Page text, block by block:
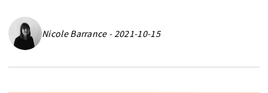
Nicole Barrance - 2021-10-15